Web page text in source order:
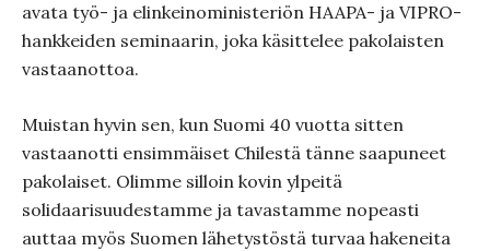
avata työ- ja elinkeinoministeriön HAAPA- ja VIPRO-
hankkeiden seminaarin, joka käsittelee pakolaisten
vastaanottoa.
Muistan hyvin sen, kun Suomi 40 vuotta sitten
vastaanotti ensimmäiset Chilestä tänne saapuneet
pakolaiset. Olimme silloin kovin ylpeitä
solidaarisuudestamme ja tavastamme nopeasti
auttaa myös Suomen lähetystöstä turvaa hakeneita